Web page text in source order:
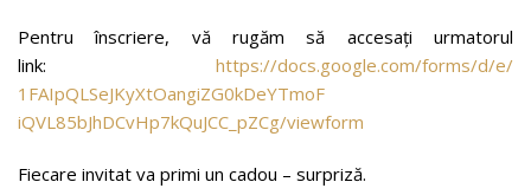
Pentru înscriere, vă rugăm să accesați urmatorul
link: https://docs.google.com/forms/d/e/
1FAIpQLSeJKyXtOangiZG0kDeYTmoF
iQVL85bJhDCvHp7kQuJCC_pZCg/viewform
Fiecare invitat va primi un cadou – surpriză.